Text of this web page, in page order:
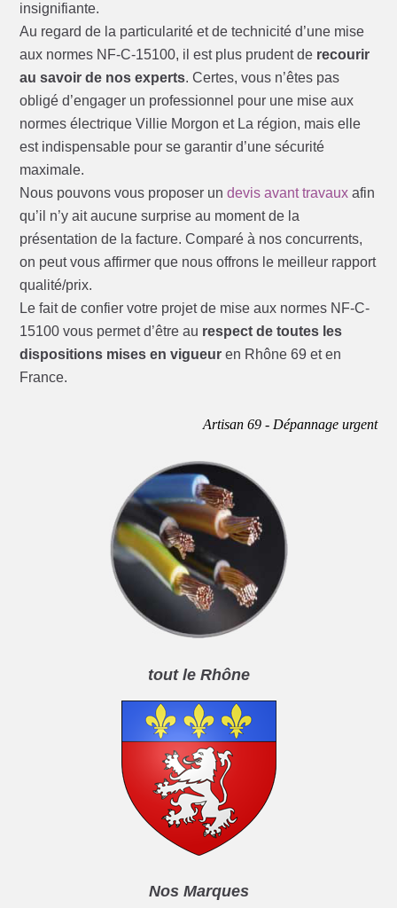
insignifiante.
Au regard de la particularité et de technicité d’une mise
aux normes NF-C-15100, il est plus prudent de recourir
au savoir de nos experts. Certes, vous n’êtes pas
obligé d’engager un professionnel pour une mise aux
normes électrique Villie Morgon et La région, mais elle
est indispensable pour se garantir d’une sécurité
maximale.
Nous pouvons vous proposer undevis avant travaux afin
qu’il n’y ait aucune surprise au moment de la
présentation de la facture. Comparé à nos concurrents,
on peut vous affirmer que nous offrons le meilleur rapport
qualité/prix.
Le fait de confier votre projet de mise aux normes NF-C-
15100 vous permet d’être au respect de toutes les
dispositions mises en vigueur en Rhône 69 et en
France.
Artisan 69 - Dépannage urgent
tout le Rhône
Nos Marques